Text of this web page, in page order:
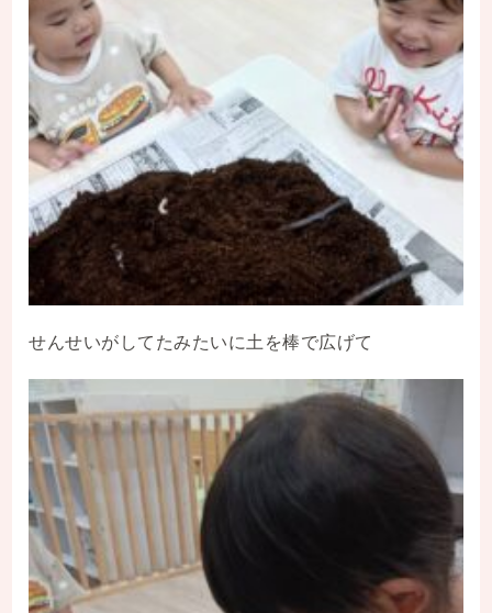
せんせいがしてたみたいに土を棒で広げて